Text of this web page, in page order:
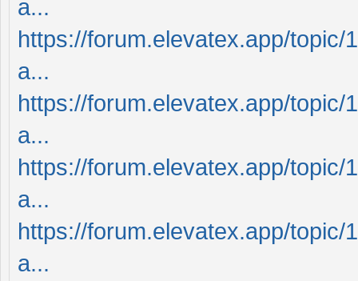
a...
https://forum.elevatex.app/
a...
https://forum.elevatex.app/
a...
https://forum.elevatex.app/
a...
https://forum.elevatex.app/
a...